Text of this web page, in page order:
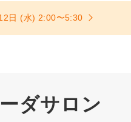
日 (水) 2:00〜5:30
ダサロン